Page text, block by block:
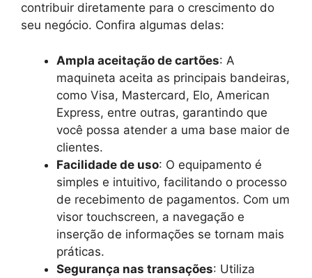
contribuir diretamente para o crescimento do
seu negócio. Confira algumas delas:
Ampla aceitação de cartões: A
maquineta aceita as principais bandeiras,
como Visa, Mastercard, Elo, American
Express, entre outras, garantindo que
você possa atender a uma base maior de
clientes.
Facilidade de uso: O equipamento é
simples e intuitivo, facilitando o processo
de recebimento de pagamentos. Com um
visor touchscreen, a navegação e
inserção de informações se tornam mais
práticas.
Segurança nas transações: Utiliza